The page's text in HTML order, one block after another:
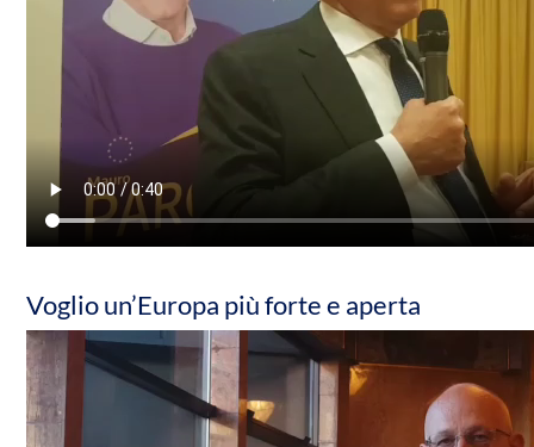
Voglio un’Europa più forte e aperta